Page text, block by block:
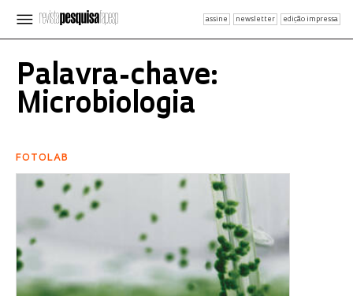
assine newsletter edição impressa
Palavra-chave:
Microbiologia
FOTOLAB